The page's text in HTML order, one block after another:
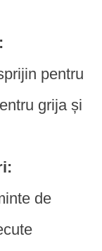
pentru
grija și
de